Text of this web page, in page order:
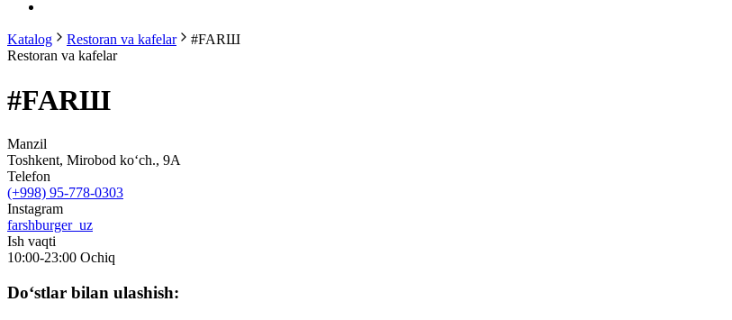
Katalog Restoran va kafelar
#FARШ
Restoran va kafelar
#FARШ
Manzil
Toshkent, Mirobod ko‘ch., 9A
Telefon
(+998) 95-778-0303
Instagram
farshburger_uz
Ish vaqti
10:00-23:00 Ochiq
Do‘stlar bilan ulashish: